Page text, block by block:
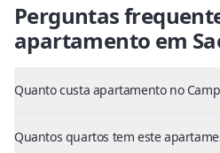
Perguntas
apartamento em
Quanto custa apartamento no
Quantos quartos tem este